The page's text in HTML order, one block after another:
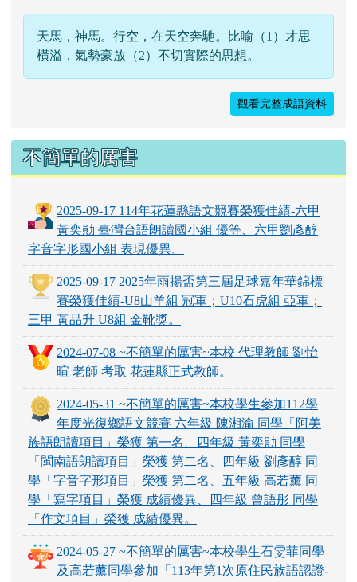
天馬，神馬。行空，在天空奔馳。比喻（1）才思
橫溢，氣勢豪放（2）不切實際的思想。
觀看完整成語資料
不簡單的厲害
2025-09-17 114年花蓮縣語文競賽榮獲佳績-六甲
黃奕勛 臺灣台語朗讀國小組 優等、六甲劉彥醇
字音字形國小組 表現優異。
2025-09-17 2025年雨揚盃第三屆足球嘉年華錦標
賽榮獲佳績-U8山羊組 冠軍；U10石虎組 亞軍；
三甲 黃品升 U8組 金靴獎。
2024-07-08 ~不簡單的厲害~本校 代理教師 劉怡
暄 老師 考取 花蓮縣正式教師。
2024-05-31 ~不簡單的厲害~本校學生參加112學
年度光復鄉語文競賽 六年級 陳湘渝 同學「阿美
族語朗讀項目」榮獲 第一名、四年級 黃奕勛 同學
「閩南語朗讀項目」榮獲 第二名、四年級 劉彥醇 同
學「字音字形項目」榮獲 第二名、五年級 高若薰 同
學「寫字項目」榮獲 成績優異、四年級 曾語彤 同學
「作文項目」榮獲 成績優異。
2024-05-27 ~不簡單的厲害~本校學生石雯菲同學
及高若薰同學參加「113年第1次原住民族語認證-